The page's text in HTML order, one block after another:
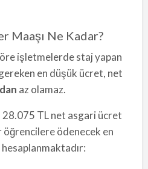
Maaşı Ne Kadar?
işletmelerde staj yapan
en düşük ücret, net
az olamaz.
28.075 TL net asgari ücret
öğrencilere ödenecek en